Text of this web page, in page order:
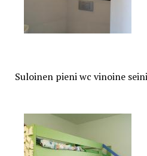
Suloinen pieni wc vinoine